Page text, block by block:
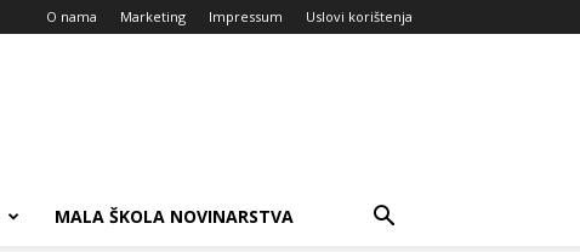
O nama Marketing Impressum Uslovi korištenja
MALA ŠKOLA NOVINARSTVA